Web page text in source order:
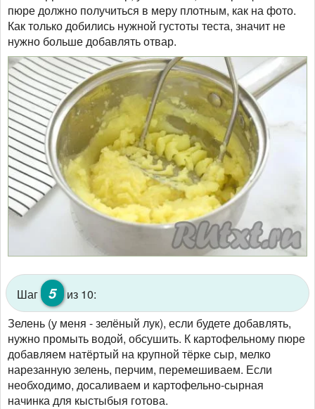
пюре должно получиться в меру плотным, как на фото.
Как только добились нужной густоты теста, значит не
нужно больше добавлять отвар.
Шаг 5
из 10:
Зелень (у меня - зелёный лук), если будете добавлять,
нужно промыть водой, обсушить. К картофельному пюре
добавляем натёртый на крупной тёрке сыр, мелко
нарезанную зелень, перчим, перемешиваем. Если
необходимо, досаливаем и картофельно-сырная
начинка для кыстыбыя готова.